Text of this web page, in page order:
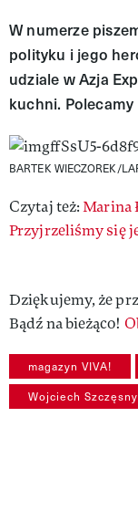
W numerze
polityku i jego
udziale w Azja
kuchni. Polecamy
BARTEK WIECZOREK/
Czytaj też:Marina
Przyjrzeliśmy się
Dziękujemy, że
Bądź na bieżąco!
magazyn VIVA!
Wojciech Szczęsny